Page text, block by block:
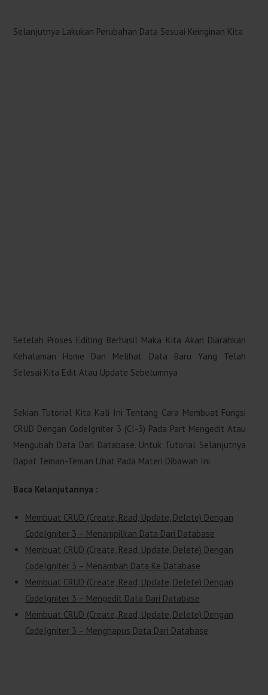
Selanjutnya Lakukan Perubahan Data Sesuai Keinginan Kita
Setelah Proses Editing Berhasil Maka Kita Akan Diarahkan
Kehalaman Home Dan Melihat Data Baru Yang Telah
Selesai Kita Edit Atau Update Sebelumnya
Sekian Tutorial Kita Kali Ini Tentang Cara Membuat Fungsi
CRUD Dengan CodeIgniter 3 (CI-3) Pada Part Mengedit Atau
Mengubah Data Dari Database. Untuk Tutorial Selanjutnya
Dapat Teman-Teman Lihat Pada Materi Dibawah Ini.
Baca Kelanjutannya :
Membuat CRUD (Create, Read, Update, Delete) Dengan
CodeIgniter 3 – Menampilkan Data Dari Database
Membuat CRUD (Create, Read, Update, Delete) Dengan
CodeIgniter 3 – Menambah Data Ke Database
Membuat CRUD (Create, Read, Update, Delete) Dengan
CodeIgniter 3 – Mengedit Data Dari Database
Membuat CRUD (Create, Read, Update, Delete) Dengan
CodeIgniter 3 – Menghapus Data Dari Database